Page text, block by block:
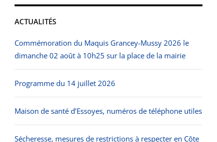
ACTUALITÉS
Commémoration du Maquis Grancey-Mussy 2026 le
dimanche 02 août à 10h25 sur la place de la mairie
Programme du 14 juillet 2026
Maison de santé d’Essoyes, numéros de téléphone utiles
Sécheresse, mesures de restrictions à respecter en Côte